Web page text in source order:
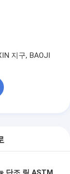
지구, BAOJI